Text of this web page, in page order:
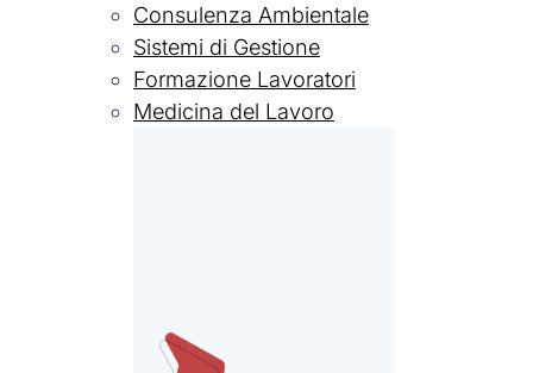
Consulenza Ambientale
Sistemi di Gestione
Formazione Lavoratori
Medicina del Lavoro